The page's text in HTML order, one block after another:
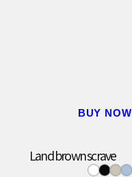
BUY NOW
Land brown scrave